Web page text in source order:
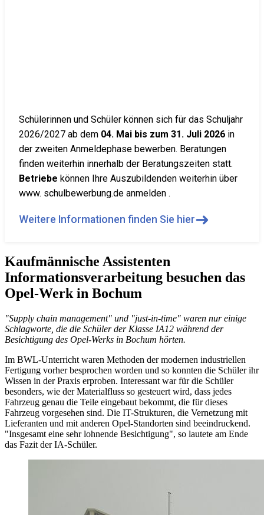
Schülerinnen und Schüler können sich für das Schuljahr
2026/2027 ab dem 04. Mai bis zum 31. Juli 2026 in
der zweiten Anmeldephase bewerben. Beratungen
finden weiterhin innerhalb der Beratungszeiten statt.
Betriebe können Ihre Auszubildenden weiterhin über
www. schulbewerbung.de anmelden .
Weitere Informationen finden Sie hier➜
Kaufmännische Assistenten
Informationsverarbeitung besuchen das
Opel-Werk in Bochum
"Supply chain management" und "just-in-time" waren nur einige
Schlagworte, die die Schüler der Klasse IA12 während der
Besichtigung des Opel-Werks in Bochum hörten.
Im BWL-Unterricht waren Methoden der modernen industriellen
Fertigung vorher besprochen worden und so konnten die Schüler ihr
Wissen in der Praxis erproben. Interessant war für die Schüler
besonders, wie der Materialfluss so gesteuert wird, dass jedes
Fahrzeug genau die Teile eingebaut bekommt, die für dieses
Fahrzeug vorgesehen sind. Die IT-Strukturen, die Vernetzung mit
Lieferanten und mit anderen Opel-Standorten sind beeindruckend.
"Insgesamt eine sehr lohnende Besichtigung", so lautete am Ende
das Fazit der IA-Schüler.